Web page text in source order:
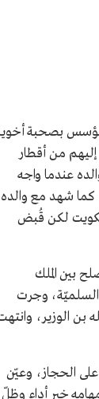
المؤسس بصحبة
من أقطار
تجربة أخرى مع والده عندما واجه
كما شهد مع والده
لكن قُبض
بين الملك
السلميّة، وجرت
بن الوزير،
فيصل نائبًا له على الحجاز، وعيّن
مهامه خير أداء وظلّ